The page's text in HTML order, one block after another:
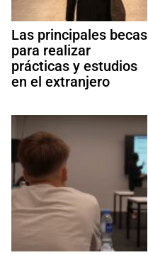
Las principales becas
para realizar
prácticas y estudios
en el extranjero